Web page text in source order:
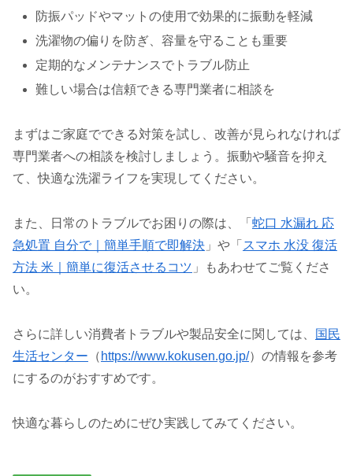
防振パッドやマットの使用で効果的に振動を軽減
洗濯物の偏りを防ぎ、容量を守ることも重要
定期的なメンテナンスでトラブル防止
難しい場合は信頼できる専門業者に相談を
まずはご家庭でできる対策を試し、改善が見られなければ
専門業者への相談を検討しましょう。振動や騒音を抑え
て、快適な洗濯ライフを実現してください。
また、日常のトラブルでお困りの際は、「 蛇口 水漏れ 応
急処置 自分で｜簡単手順で即解決 」や「 スマホ 水没 復活
方法 米｜簡単に復活させるコツ 」もあわせてご覧くださ
い。
さらに詳しい消費者トラブルや製品安全に関しては、
国民
生活センター （ https://www.kokusen.go.jp/）の情報を参考
にするのがおすすめです。
快適な暮らしのためにぜひ実践してみてください。